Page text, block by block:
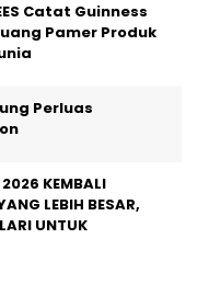
Catat Guinness
Pamer Produk
Perluas
KEMBALI
LEBIH BESAR,
UNTUK